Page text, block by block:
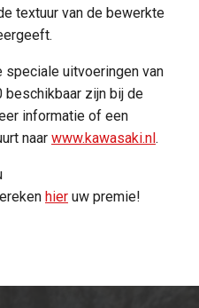
textuur van de bewerkte
uitvoeringen van
beschikbaar zijn bij de
informatie of een
naar www.kawasaki.nl.
hier uw premie!